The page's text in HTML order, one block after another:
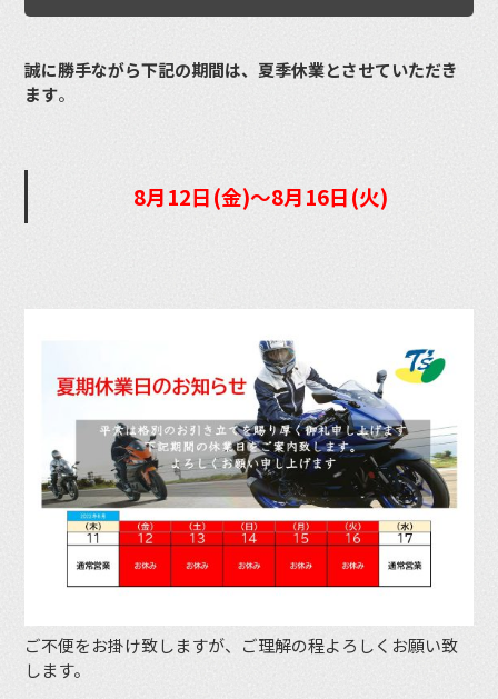
誠に勝手ながら下記の期間は、夏季休業とさせていただき
ます。
8月12日(金)〜8月16日(火)
ご不便をお掛け致しますが、ご理解の程よろしくお願い致
します。